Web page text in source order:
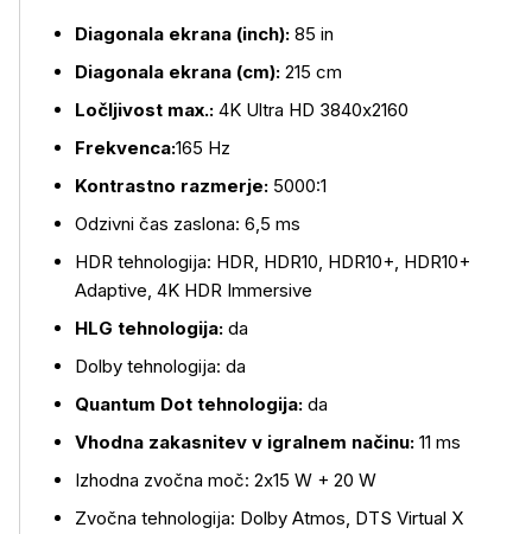
Diagonala ekrana (inch): 85 in
Diagonala ekrana (cm): 215 cm
Ločljivost max.: 4K Ultra HD 3840x2160
Frekvenca:165 Hz
Kontrastno razmerje: 5000:1
Odzivni čas zaslona: 6,5 ms
HDR tehnologija: HDR, HDR10, HDR10+, HDR10+
Adaptive, 4K HDR Immersive
HLG tehnologija: da
Dolby tehnologija: da
Quantum Dot tehnologija: da
Vhodna zakasnitev v igralnem načinu: 11 ms
Izhodna zvočna moč: 2x15 W + 20 W
Zvočna tehnologija: Dolby Atmos, DTS Virtual X